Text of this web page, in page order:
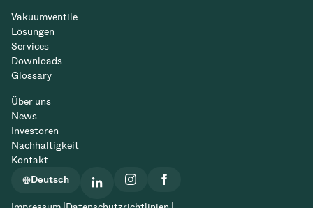
Vakuumventile
Lösungen
Services
Downloads
Glossary
Über uns
News
Investoren
Nachhaltigkeit
Kontakt
Deutsch